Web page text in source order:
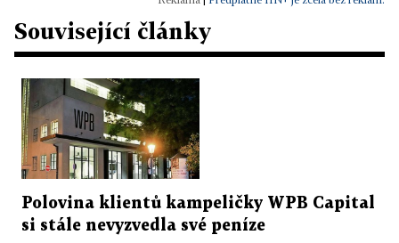
Související články
Polovina klientů kampeličky WPB Capital
si stále nevyzvedla své peníze